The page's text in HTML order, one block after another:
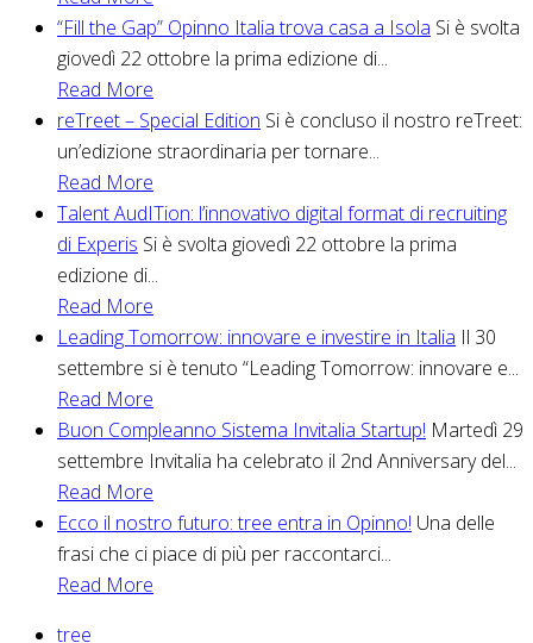
“Fill the Gap” Opinno Italia trova casa a Isola Si è svolta
giovedì 22 ottobre la prima edizione di...
Read More
reTreet – Special Edition Si è concluso il nostro reTreet:
un’edizione straordinaria per tornare...
Read More
Talent AudITion: l’innovativo digital format di recruiting
di Experis Si è svolta giovedì 22 ottobre la prima
edizione di...
Read More
Leading Tomorrow: innovare e investire in Italia Il 30
settembre si è tenuto “Leading Tomorrow: innovare e...
Read More
Buon Compleanno Sistema Invitalia Startup! Martedì 29
settembre Invitalia ha celebrato il 2nd Anniversary del...
Read More
Ecco il nostro futuro: tree entra in Opinno! Una delle
frasi che ci piace di più per raccontarci...
Read More
tree